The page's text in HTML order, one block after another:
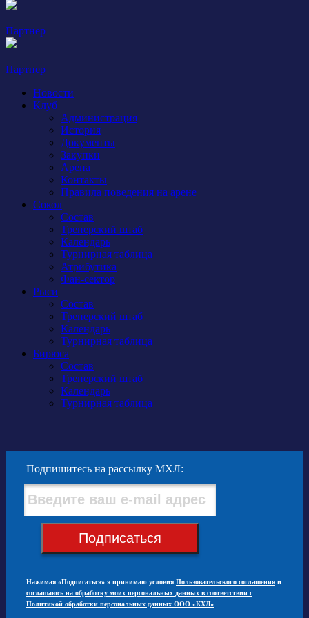
Партнер
Партнер
Новости
Клуб
Администрация
История
Документы
Закупки
Арена
Контакты
Правила поведения на арене
Сокол
Состав
Тренерский штаб
Календарь
Турнирная таблица
Атрибутика
Фан-сектор
Рыси
Состав
Тренерский штаб
Календарь
Турнирная таблица
Бирюса
Состав
Тренерский штаб
Календарь
Турнирная таблица
Подпишитесь на рассылку МХЛ:
Подписаться
Нажимая «Подписаться» я принимаю условия Пользовательского соглашения и
соглашаюсь на обработку моих персональных данных в соответствии с
Политикой обработки персональных данных ООО «КХЛ»